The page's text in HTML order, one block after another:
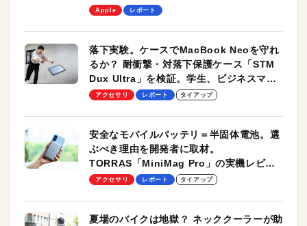
します！
Apple レポート
落下実験。ケースでMacBook Neoを守れ
るか？ 耐衝撃・対落下保護ケース「STM
Dux Ultra」を検証。学生、ビジネスマン
のモバイルユースに最適！
アクセサリ レポート タイアップ
安全なモバイルバッテリ＝半固体電池。選
ぶべき理由を開発者に取材。
TORRAS「MiniMag Pro」の実機レビュ
ーも
アクセサリ レポート タイアップ
夏場のバイクは地獄？ ネッククーラーが助